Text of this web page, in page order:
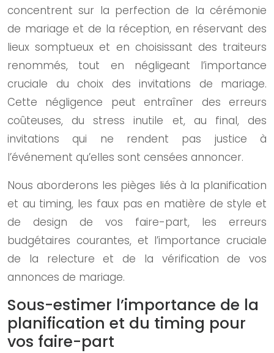
concentrent sur la perfection de la cérémonie
de mariage et de la réception, en réservant des
lieux somptueux et en choisissant des traiteurs
renommés, tout en négligeant l’importance
cruciale du choix des invitations de mariage.
Cette négligence peut entraîner des erreurs
coûteuses, du stress inutile et, au final, des
invitations qui ne rendent pas justice à
l’événement qu’elles sont censées annoncer.
Nous aborderons les pièges liés à la planification
et au timing, les faux pas en matière de style et
de design de vos faire-part, les erreurs
budgétaires courantes, et l’importance cruciale
de la relecture et de la vérification de vos
annonces de mariage.
Sous-estimer l’importance de la
planification et du timing pour
vos faire-part